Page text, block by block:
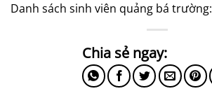
Danh sách sinh viên quảng bá trường: